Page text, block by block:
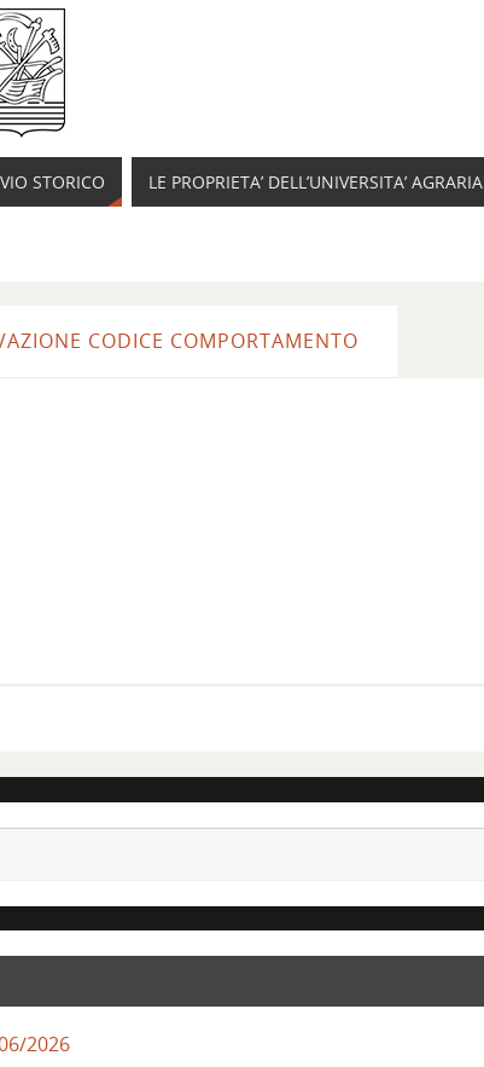
STORICO LE PROPRIETA’ DELL’UNIVERSITA’ AGRARIA
CODICE COMPORTAMENTO
2026